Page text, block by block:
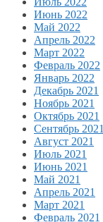
Июнь 2022
Май 2022
Апрель 2022
Март 2022
Февраль 2022
Январь 2022
Декабрь 2021
Ноябрь 2021
Октябрь 2021
Сентябрь 2021
Август 2021
Июль 2021
Июнь 2021
Май 2021
Апрель 2021
Март 2021
Февраль 2021